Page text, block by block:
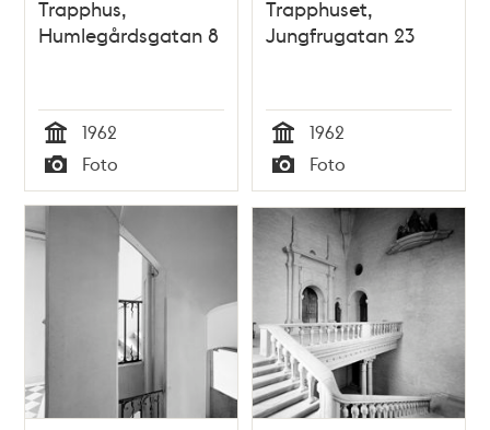
Trapphus,
Humlegårdsgatan 8
Tid
1962
Typ
Foto
Trapphuset,
Jungfrugatan 23
Tid
1962
Typ
Foto